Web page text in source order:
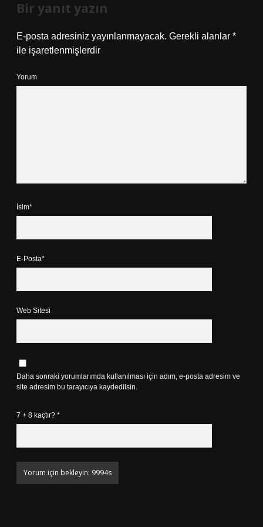
Bir yanıt yazın
E-posta adresiniz yayınlanmayacak. Gerekli alanlar *
ile işaretlenmişlerdir
Yorum
İsim*
E-Posta*
Web Sitesi
Daha sonraki yorumlarımda kullanılması için adım, e-posta adresim ve
site adresim bu tarayıcıya kaydedilsin.
7 + 8 kaçtır? *